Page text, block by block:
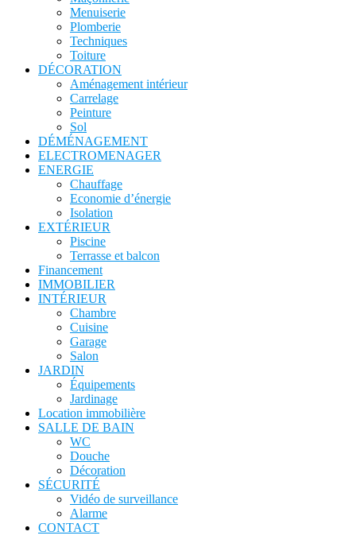
Menuiserie
Plomberie
Techniques
Toiture
DÉCORATION
Aménagement intérieur
Carrelage
Peinture
Sol
DÉMÉNAGEMENT
ELECTROMENAGER
ENERGIE
Chauffage
Economie d’énergie
Isolation
EXTÉRIEUR
Piscine
Terrasse et balcon
Financement
IMMOBILIER
INTÉRIEUR
Chambre
Cuisine
Garage
Salon
JARDIN
Équipements
Jardinage
Location immobilière
SALLE DE BAIN
WC
Douche
Décoration
SÉCURITÉ
Vidéo de surveillance
Alarme
CONTACT